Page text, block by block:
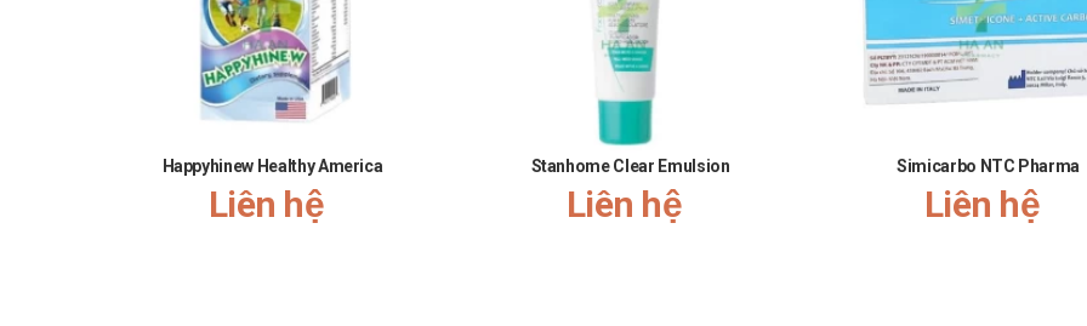
Happyhinew Healthy America
Liên hệ
Stanhome Clear Emulsion
Liên hệ
Simicarbo NTC Pharma
Liên hệ